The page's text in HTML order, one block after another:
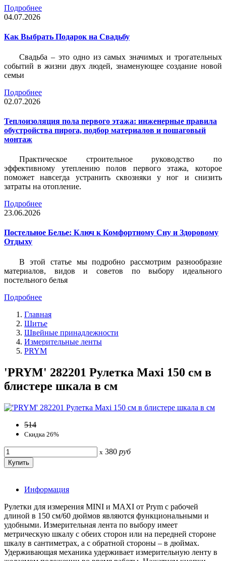
Подробнее
04.07.2026
Как Выбрать Подарок на Свадьбу
Свадьба – это одно из самых значимых и трогательных
событий в жизни двух людей, знаменующее создание новой
семьи
Подробнее
02.07.2026
Теплоизоляция пола первого этажа: инженерные правила
обустройства пирога, подбор материалов и пошаговый
монтаж
Практическое строительное руководство по
эффективному утеплению полов первого этажа, которое
поможет навсегда устранить сквозняки у ног и снизить
затраты на отопление.
Подробнее
23.06.2026
Постельное Белье: Ключ к Комфортному Сну и Здоровому
Отдыху
В этой статье мы подробно рассмотрим разнообразие
материалов, видов и советов по выбору идеального
постельного белья
Подробнее
Главная
Шитье
Швейные принадлежности
Измерительные ленты
PRYM
'PRYM' 282201 Рулетка Maxi 150 см в
блистере шкала в см
514
Скидка 26%
x 380 руб
Информация
Рулетки для измерения MINI и MAXI от Prym с рабочей
длиной в 150 см/60 дюймов являются функциональными и
удобными. Измерительная лента по выбору имеет
метрическую шкалу с обеих сторон или на передней стороне
шкалу в сантиметрах, а с обратной стороны – в дюймах.
Удерживающая механика удерживает измерительную ленту в